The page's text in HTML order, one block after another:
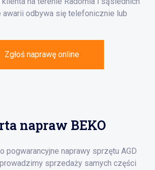
awarii odbywa się telefonicznie lub
Zgłoś naprawę online
napraw BEKO
pogwarancyjne naprawy sprzętu AGD
sprzedaży samych części